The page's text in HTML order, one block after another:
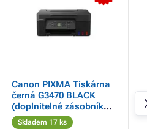
Canon PIXMA Tiskárna
černá G3470 BLACK
(doplnitelné zásobníky
inkoustu) - MF (tisk,
Skladem 17 ks